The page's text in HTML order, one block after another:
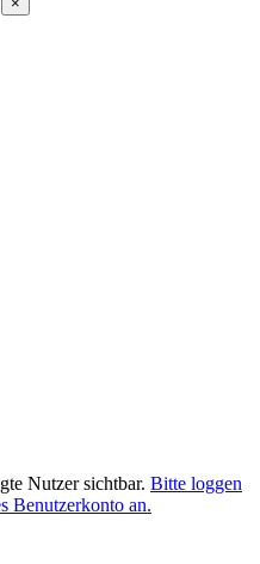
Nutzer sichtbar. Bitte loggen
Benutzerkonto an.